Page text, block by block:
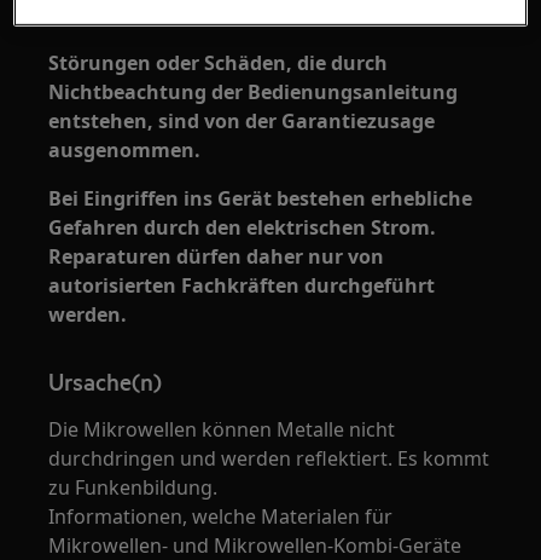
Störungen oder Schäden, die durch
Nichtbeachtung der Bedienungsanleitung
entstehen, sind von der Garantiezusage
ausgenommen.
Bei Eingriffen ins Gerät bestehen erhebliche
Gefahren durch den elektrischen Strom.
Reparaturen dürfen daher nur von
autorisierten Fachkräften durchgeführt
werden.
Ursache(n)
Die Mikrowellen können Metalle nicht
durchdringen und werden reflektiert. Es kommt
zu Funkenbildung.
Informationen, welche Materialen für
Mikrowellen- und Mikrowellen-Kombi-Geräte